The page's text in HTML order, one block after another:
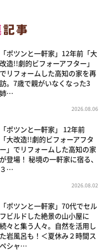
「ポツンと一軒家」12年前「大
改造!!劇的ビフォーアフター」
でリフォームした高知の家を再
訪。7歳で親がいなくなった3
姉…
2026.08.06
「ポツンと一軒家」 12年前
「大改造!!劇的ビフォーアフタ
ー」でリフォームした高知の家
が登場！ 秘境の一軒家に宿る、
３…
2026.08.02
「ポツンと一軒家」70代でセル
フビルドした絶景の山小屋に
続々と集う人々。自然を活用し
た岩風呂も！＜夏休み２時間ス
ペシャ…